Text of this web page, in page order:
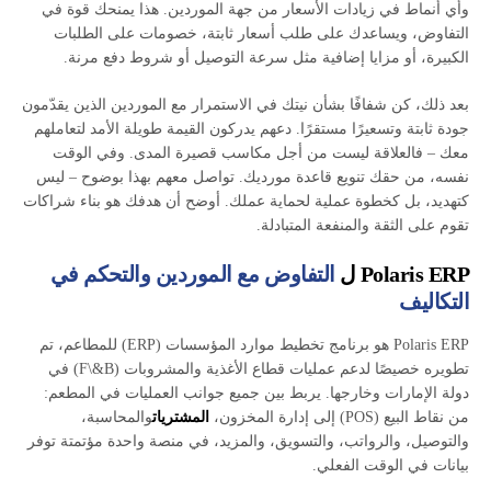
وأي أنماط في زيادات الأسعار من جهة الموردين. هذا يمنحك قوة في
التفاوض، ويساعدك على طلب أسعار ثابتة، خصومات على الطلبات
الكبيرة، أو مزايا إضافية مثل سرعة التوصيل أو شروط دفع مرنة.
بعد ذلك، كن شفافًا بشأن نيتك في الاستمرار مع الموردين الذين يقدّمون
جودة ثابتة وتسعيرًا مستقرًا. دعهم يدركون القيمة طويلة الأمد لتعاملهم
معك – فالعلاقة ليست من أجل مكاسب قصيرة المدى. وفي الوقت
نفسه، من حقك تنويع قاعدة مورديك. تواصل معهم بهذا بوضوح – ليس
كتهديد، بل كخطوة عملية لحماية عملك. أوضح أن هدفك هو بناء شراكات
تقوم على الثقة والمنفعة المتبادلة.
Polaris ERP ل
التفاوض مع الموردين والتحكم في
التكاليف
Polaris ERP هو برنامج تخطيط موارد المؤسسات (ERP) للمطاعم، تم
تطويره خصيصًا لدعم عمليات قطاع الأغذية والمشروبات (F\&B) في
دولة الإمارات وخارجها. يربط بين جميع جوانب العمليات في المطعم:
من نقاط البيع (POS) إلى إدارة المخزون،
المشترياتوالمحاسبة،
والتوصيل، والرواتب، والتسويق، والمزيد، في منصة واحدة مؤتمتة توفر
بيانات في الوقت الفعلي.